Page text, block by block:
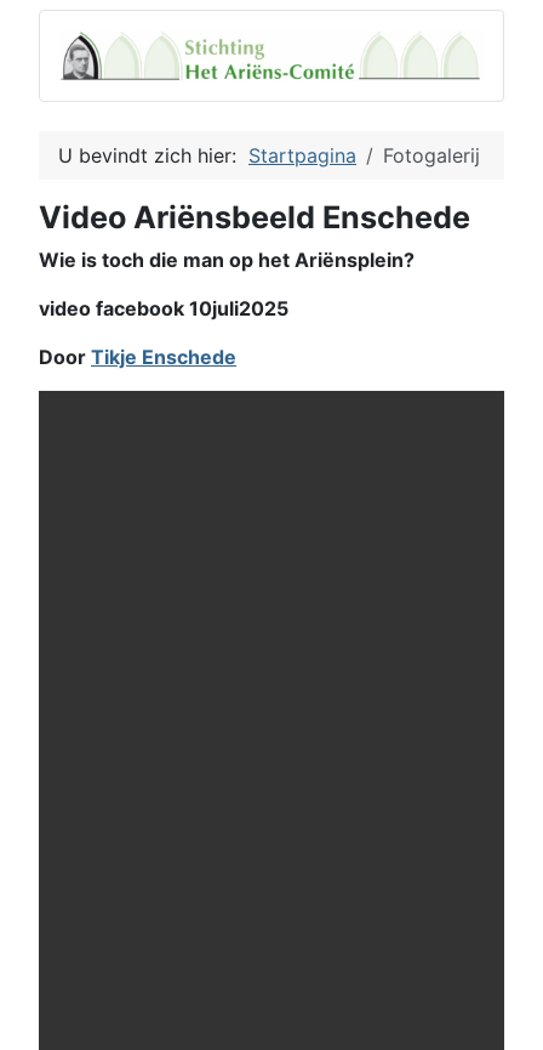
U bevindt zich hier: Startpagina Fotogalerij
Video Ariënsbeeld Enschede
Wie is toch die man op het Ariënsplein?
video facebook 10juli2025
Door Tikje Enschede